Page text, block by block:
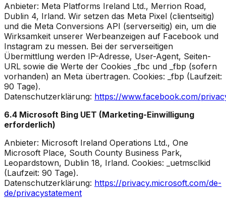
Anbieter: Meta Platforms Ireland Ltd., Merrion Road,
Dublin 4, Irland. Wir setzen das Meta Pixel (clientseitig)
und die Meta Conversions API (serverseitig) ein, um die
Wirksamkeit unserer Werbeanzeigen auf Facebook und
Instagram zu messen. Bei der serverseitigen
Übermittlung werden IP-Adresse, User-Agent, Seiten-
URL sowie die Werte der Cookies _fbc und _fbp (sofern
vorhanden) an Meta übertragen. Cookies: _fbp (Laufzeit:
90 Tage).
Datenschutzerklärung: https://www.facebook.com/
6.4 Microsoft Bing UET (Marketing-Einwilligung
erforderlich)
Anbieter: Microsoft Ireland Operations Ltd., One
Microsoft Place, South County Business Park,
Leopardstown, Dublin 18, Irland. Cookies: _uetmsclkid
(Laufzeit: 90 Tage).
Datenschutzerklärung: https://privacy.microsoft.com/de-
de/privacystatement